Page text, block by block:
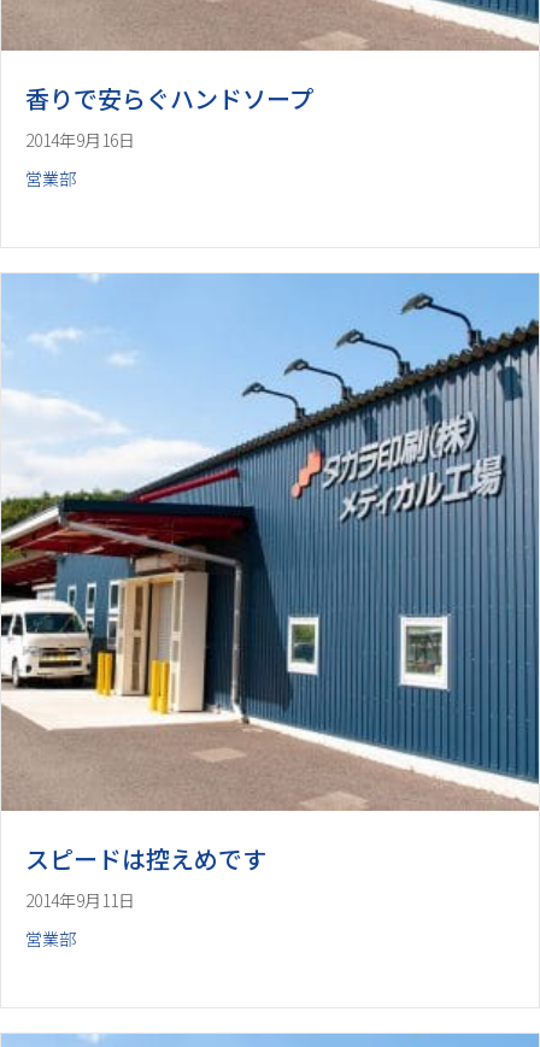
香りで安らぐハンドソープ
2014年9月16日
営業部
スピードは控えめです
2014年9月11日
営業部